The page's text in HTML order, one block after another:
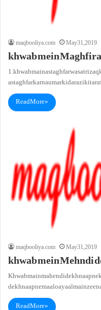
maqbooliya.com
May 31, 2019
khwab mein
1. khwab main astaghfar wasat
astaghfar karna umar ki darazi ki
Read More »
maqbooliya.com
May 31, 2019
khwab mein Mehndi
Khwab main mahendi dekhna
dekhna apne maal o ayaal main
Read More »